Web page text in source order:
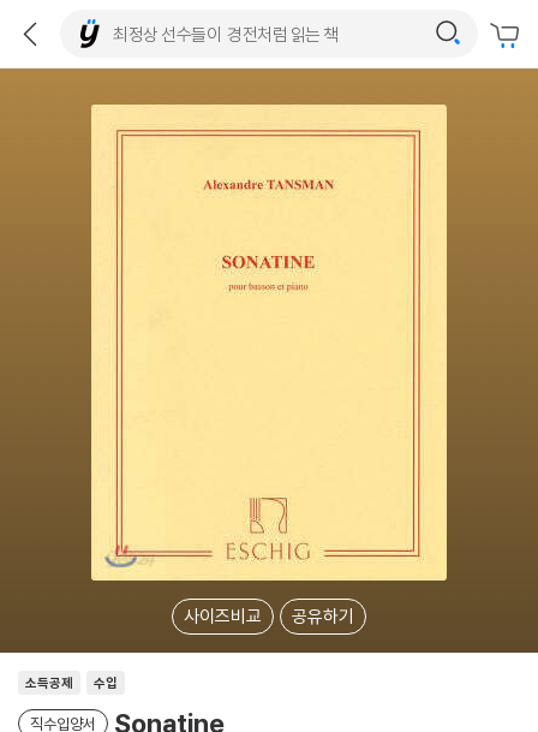
사이즈비교 공유하기
소득공제 수입
직수입양서 Sonatine